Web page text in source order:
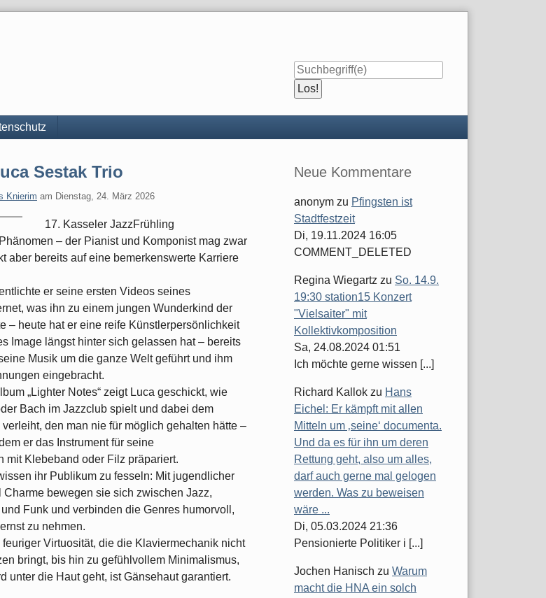
Sestak Trio
Knierim am Dienstag, 24. März 2026
17. Kasseler JazzFrühling
– der Pianist und Komponist mag zwar
aber bereits auf eine bemerkenswerte Karriere
er seine ersten Videos seines
was ihn zu einem jungen Wunderkind der
– heute hat er eine reife Künstlerpersönlichkeit
Image längst hinter sich gelassen hat – bereits
Musik um die ganze Welt geführt und ihm
eingebracht.
„Lighter Notes“ zeigt Luca geschickt, wie
Bach im Jazzclub spielt und dabei dem
den man nie für möglich gehalten hätte –
er das Instrument für seine
mit Klebeband oder Filz präpariert.
ihr Publikum zu fesseln: Mit jugendlicher
bewegen sie sich zwischen Jazz,
Funk und verbinden die Genres humorvoll,
zu nehmen.
Virtuosität, die die Klaviermechanik nicht
bringt, bis hin zu gefühlvollem Minimalismus,
unter die Haut geht, ist Gänsehaut garantiert.
Seitenleiste
Neue Kommentare
anonym zu Pfingsten ist
Stadtfestzeit
Di, 19.11.2024 16:05
COMMENT_DELETED
Regina Wiegartz zu So. 14.9.
19:30 station15 Konzert
"Vielsaiter" mit
Kollektivkomposition
Sa, 24.08.2024 01:51
Ich möchte gerne wissen [...]
Richard Kallok zu Hans
Eichel: Er kämpft mit allen
Mitteln um ‚seine‘ documenta.
Und da es für ihn um deren
Rettung geht, also um alles,
darf auch gerne mal gelogen
werden. Was zu beweisen
wäre ...
Di, 05.03.2024 21:36
Pensionierte Politiker i [...]
Jochen Hanisch zu Warum
macht die HNA ein solch